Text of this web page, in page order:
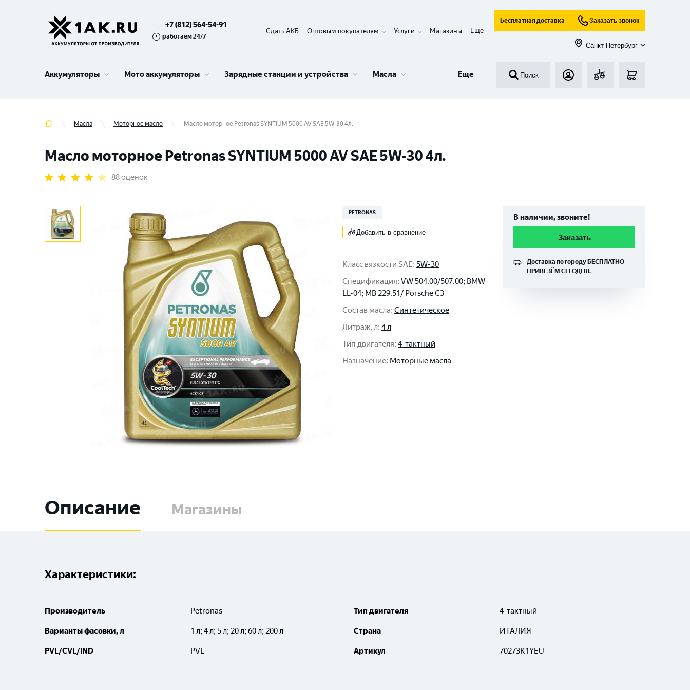
+7 (812) 564-54-91
работаем 24/7
Сдать АКБ Оптовым покупателям Услуги Магазины Еще
Бесплатная доставка Заказать звонок
Санкт-Петербург
Аккумуляторы Мото аккумуляторы Зарядные станции и устройства Масла Еще Поиск
Масла Моторное масло Масло моторное Petronas SYNTIUM 5000 AV SAE 5W-30 4л.
Масло моторное Petronas SYNTIUM 5000 AV SAE 5W-30 4л.
88 оценок
PETRONAS
Добавить в сравнение
Класс вязкости SAE: 5W-30
Спецификация: VW 504.00/507.00; BMW
LL-04; MB 229.51/ Porsche C3
Состав масла: Синтетическое
Литраж, л: 4 л
Тип двигателя: 4-тактный
Назначение: Моторные масла
В наличии, звоните!
Заказать
Доставка по городу БЕСПЛАТНО
ПРИВЕЗЁМ СЕГОДНЯ.
Описание Магазины
Характеристики:
Производитель Petronas
Варианты фасовки, л 1 л; 4 л; 5 л; 20 л; 60 л; 200 л
PVL/CVL/IND PVL
Тип двигателя 4-тактный
Cтрана ИТАЛИЯ
Артикул 70273K1YEU